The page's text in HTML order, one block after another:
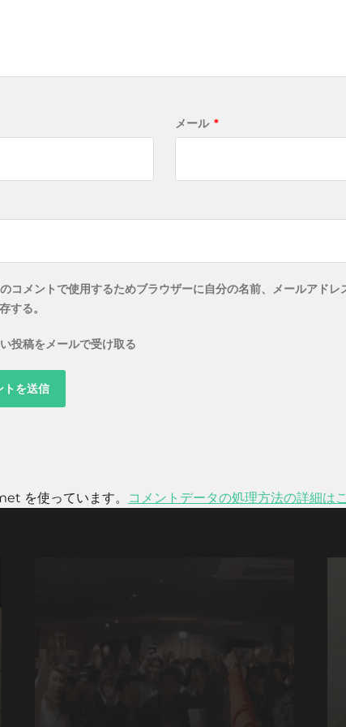
メール *
コメントで使用するためブラウザーに自分の名前、メールアドレ
する。
投稿をメールで受け取る
を使っています。 コメントデータの処理方法の詳細は